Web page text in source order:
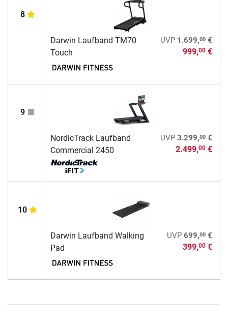
8
Darwin Laufband TM70
Touch
UVP 1.699,00€
999,00€
9
NordicTrack Laufband
Commercial 2450
UVP 3.299,00€
2.499,00€
10
Darwin Laufband Walking
Pad
UVP 699,00€
399,00€